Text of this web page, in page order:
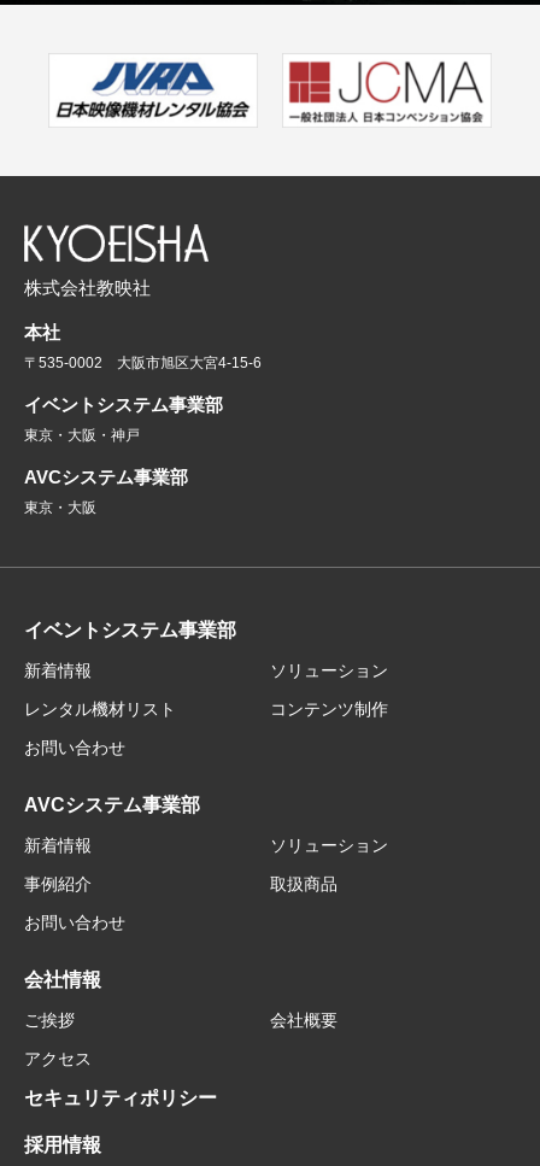
株式会社教映社
本社
〒535-0002 大阪市旭区大宮4-15-6
イベントシステム事業部
東京・大阪・神戸
AVCシステム事業部
東京・大阪
イベントシステム事業部
新着情報
ソリューション
レンタル機材リスト
コンテンツ制作
お問い合わせ
AVCシステム事業部
新着情報
ソリューション
事例紹介
取扱商品
お問い合わせ
会社情報
ご挨拶
会社概要
アクセス
セキュリティポリシー
採用情報